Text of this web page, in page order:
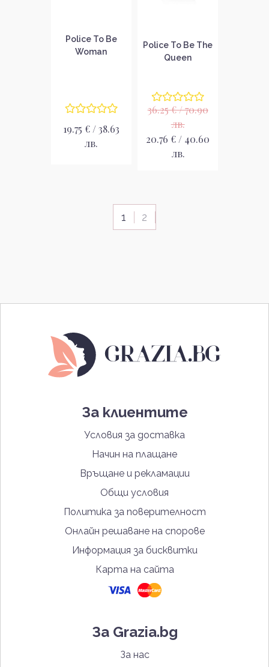
Police To Be
Woman
19.75 € / 38.63
лв.
Police To Be The
Queen
36.25 € / 70.90
лв.
20.76 € / 40.60
лв.
1 2
За клиентите
Условия за доставка
Начин на плащане
Връщане и рекламации
Общи условия
Политика за поверителност
Онлайн решаване на спорове
Информация за бисквитки
Карта на сайта
За Grazia.bg
За нас